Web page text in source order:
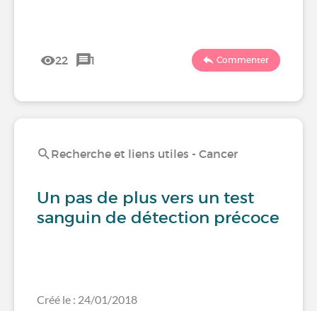
22 1 Commenter
Recherche et liens utiles - Cancer
Un pas de plus vers un test
sanguin de détection précoce
Créé le : 24/01/2018